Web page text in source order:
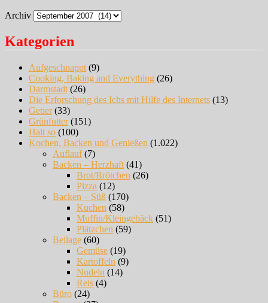
Archiv
Kategorien
Aufgeschnappt (9)
Cooking, Baking and Everything (26)
Darmstadt (26)
Die Erforschung des Ichs mit Hilfe des Internets (13)
Getier(33)
Grünfutter(151)
Halt so (100)
Kochen, Backen und Genießen (1.022)
Auflauf(7)
Backen – Herzhaft (41)
Brot/Brötchen (26)
Pizza (12)
Backen – Süß (170)
Kuchen (58)
Muffin/Kleingebäck (51)
Plätzchen (59)
Beilage (60)
Gemüse (19)
Kartoffeln (9)
Nudeln (14)
Reis (4)
Büro (24)